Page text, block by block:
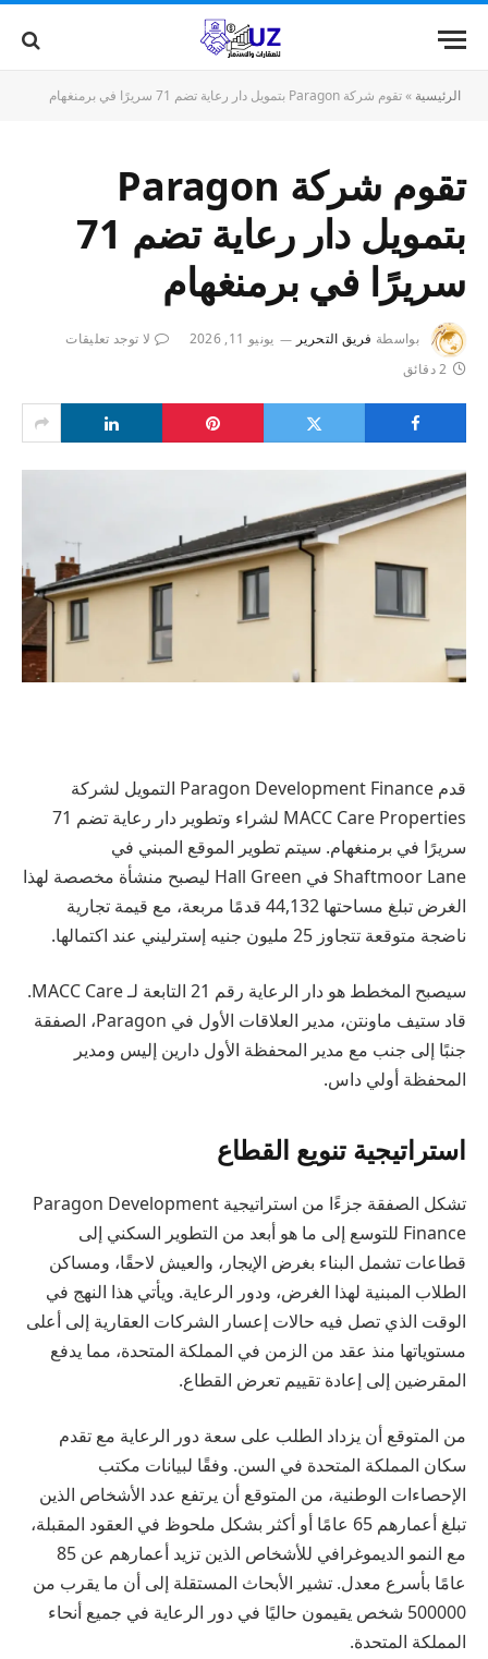
الرئيسية »تقوم شركة Paragon بتمويل دار رعاية تضم 71 سريرًا في برمنغهام
تقوم شركة Paragon
بتمويل دار رعاية تضم 71
سريرًا في برمنغهام
بواسطة فريق التحرير يونيو 11, 2026
لا توجد تعليقات
2 دقائق
قدم Paragon Development Finance التمويل لشركة
MACC Care Properties لشراء وتطوير دار رعاية تضم 71
سريرًا في برمنغهام. سيتم تطوير الموقع المبني في
Shaftmoor Lane في Hall Green ليصبح منشأة مخصصة لهذا
الغرض تبلغ مساحتها 44,132 قدمًا مربعة، مع قيمة تجارية
ناضجة متوقعة تتجاوز 25 مليون جنيه إسترليني عند اكتمالها.
سيصبح المخطط هو دار الرعاية رقم 21 التابعة لـ MACC Care.
قاد ستيف ماونتن، مدير العلاقات الأول في Paragon، الصفقة
جنبًا إلى جنب مع مدير المحفظة الأول دارين إليس ومدير
المحفظة أولي داس.
استراتيجية تنويع القطاع
تشكل الصفقة جزءًا من استراتيجية Paragon Development
Finance للتوسع إلى ما هو أبعد من التطوير السكني إلى
قطاعات تشمل البناء بغرض الإيجار، والعيش لاحقًا، ومساكن
الطلاب المبنية لهذا الغرض، ودور الرعاية. ويأتي هذا النهج في
الوقت الذي تصل فيه حالات إعسار الشركات العقارية إلى أعلى
مستوياتها منذ عقد من الزمن في المملكة المتحدة، مما يدفع
المقرضين إلى إعادة تقييم تعرض القطاع.
من المتوقع أن يزداد الطلب على سعة دور الرعاية مع تقدم
سكان المملكة المتحدة في السن. وفقًا لبيانات مكتب
الإحصاءات الوطنية، من المتوقع أن يرتفع عدد الأشخاص الذين
تبلغ أعمارهم 65 عامًا أو أكثر بشكل ملحوظ في العقود المقبلة،
مع النمو الديموغرافي للأشخاص الذين تزيد أعمارهم عن 85
عامًا بأسرع معدل. تشير الأبحاث المستقلة إلى أن ما يقرب من
500000 شخص يقيمون حاليًا في دور الرعاية في جميع أنحاء
المملكة المتحدة.